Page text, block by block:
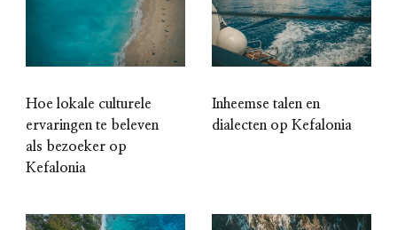
Hoe lokale culturele
ervaringen te beleven
als bezoeker op
Kefalonia
Inheemse talen en
dialecten op Kefalonia